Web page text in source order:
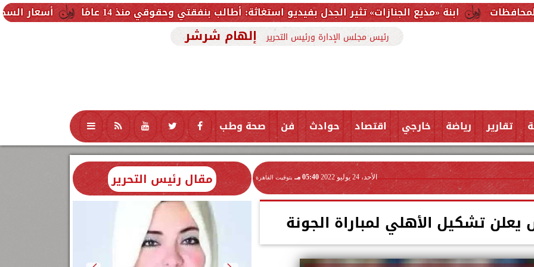
أسعار السجائر اليوم الجمعة 8 أغسطس 2026 بعد الزيادة.. القائمة ابنة «مذيع الجنازات» تثير الجدل بفيديو استغاثة: أطالب بنفقتي وحقوقي منذ 14 عامًا
رئيس مجلس الإدارة ورئيس التحرير إلهام شرشر
تقارير رياضة خارجي اقتصاد حوادث فن صحة وطب تكنولوجيا منوعات محافظات
الأحد، 24 يوليو 2022 05:40 مـ بتوقيت القاهرة
تشكيل الأهلي لمباراة الجونة
مقال رئيس التحرير